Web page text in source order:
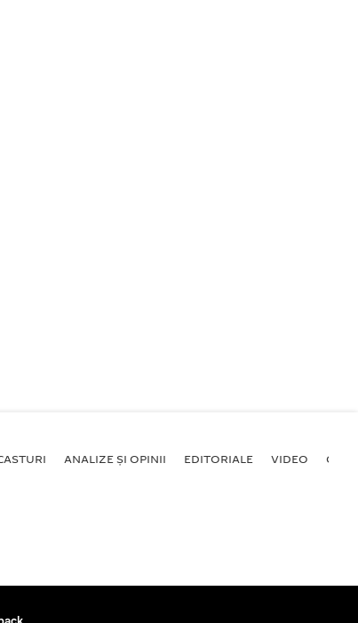
ANALIZE ȘI OPINII EDITORIALE VIDEO